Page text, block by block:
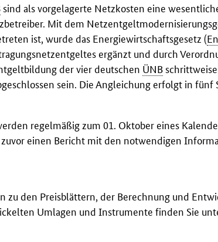
sind als vorgelagerte Netzkosten eine
Mit dem
ist, wurde das Energiewirtschaftsgesetz (
ergänzt und durch
der vier deutschen ÜNB
sein. Die Angleichung erfolgt in
regelmäßig zum 01. Oktober eines
einen Bericht mit den notwendigen
zu den Preisblättern, der Berechnung und
Umlagen und Instrumente finden Sie